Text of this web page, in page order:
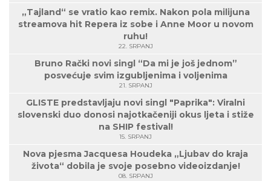
„Tajland“ se vratio kao remix. Nakon pola milijuna
streamova hit Repera iz sobe i Anne Moor u novom
ruhu!
22. SRPANJ
Bruno Rački novi singl “Da mi je još jednom”
posvećuje svim izgubljenima i voljenima
21. SRPANJ
GLISTE predstavljaju novi singl "Paprika": Viralni
slovenski duo donosi najotkačeniji okus ljeta i stiže
na SHIP festival!
15. SRPANJ
Nova pjesma Jacquesa Houdeka „Ljubav do kraja
života“ dobila je svoje posebno videoizdanje!
08. SRPANJ